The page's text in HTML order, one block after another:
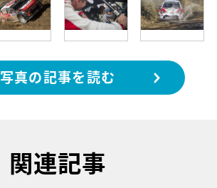
写真の記事を読む
関連記事